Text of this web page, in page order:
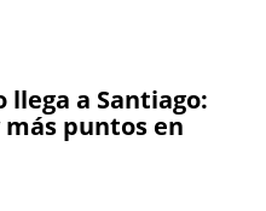
a Santiago:
puntos en